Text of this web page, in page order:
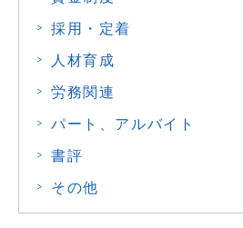
採用・定着
人材育成
労務関連
パート、アルバイト
書評
その他